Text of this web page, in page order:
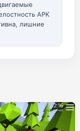
APK
лишние